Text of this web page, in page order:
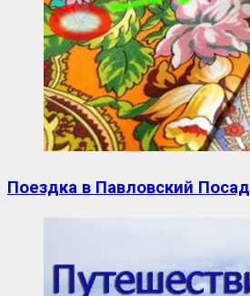
Поездка в Павловский Посад